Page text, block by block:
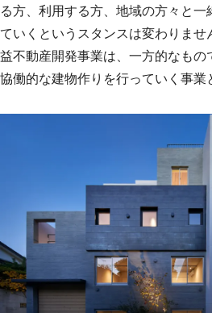
る方、利用する方、地域の方々と
ていくというスタンスは変わりませ
益不動産開発事業は、一方的なもの
協働的な建物作りを行っていく事業